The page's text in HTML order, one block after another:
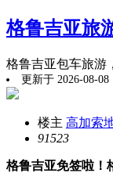
格鲁吉亚旅
格鲁吉亚包车旅游
更新于 2026-08-08
楼主 高加索
91523
格鲁吉亚免签啦！